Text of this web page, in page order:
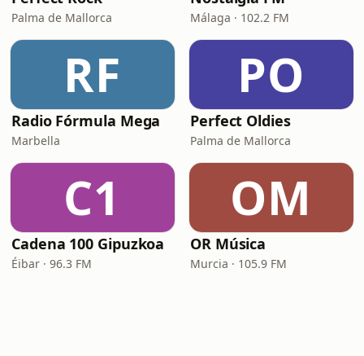
Palma de Mallorca Málaga · 102.2 FM
RF
Radio Fórmula Mega
Marbella
PO
Perfect Oldies
Palma de Mallorca
C1
Cadena 100 Gipuzkoa
Éibar · 96.3 FM
OM
OR Música
Murcia · 105.9 FM